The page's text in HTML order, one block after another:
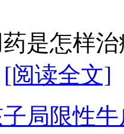
怎样治
[阅读全文]
局限性